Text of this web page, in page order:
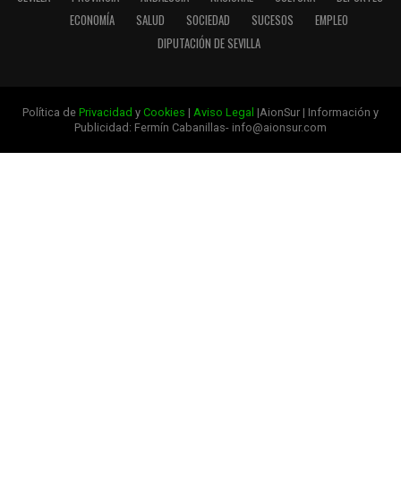
ECONOMÍA
SALUD SOCIEDAD SUCESOS
EMPLEO
DIPUTACIÓN DE SEVILLA
Política de Privacidad y Cookies | Aviso Legal |AionSur | Información y
Publicidad: Fermín Cabanillas- info@aionsur.com